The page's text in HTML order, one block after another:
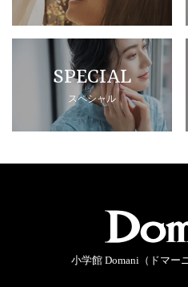
SPECIAL
スペシャル
小学館 Domani（ドマー